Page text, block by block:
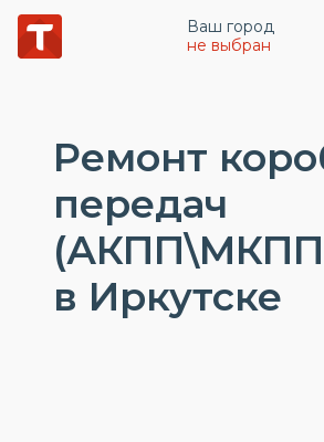
Ваш город
не выбран
Ремонт
передач
в Иркутске